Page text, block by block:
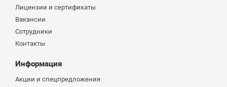
Лицензии и сертификаты
Вакансии
Сотрудники
Контакты
Информация
Акции и спецпредложения